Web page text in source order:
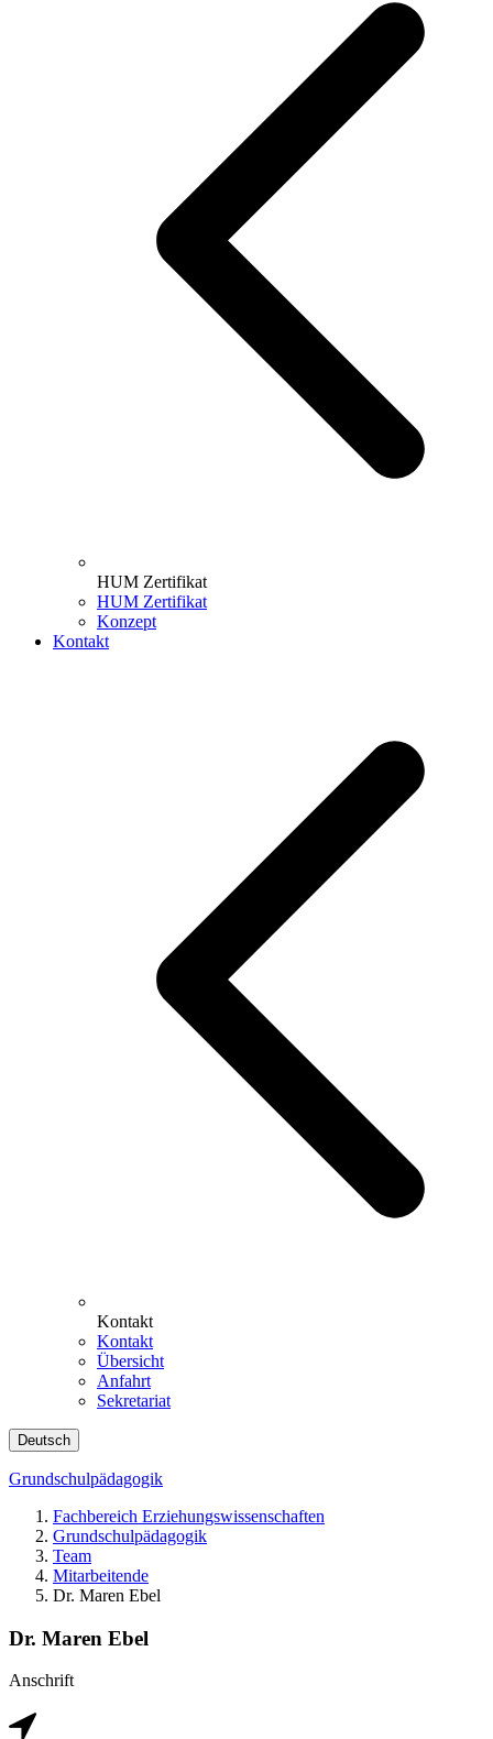
HUM Zertifikat
HUM Zertifikat
Konzept
Kontakt
Kontakt
Kontakt
Übersicht
Anfahrt
Sekretariat
Deutsch
Grundschulpädagogik
Fachbereich Erziehungswissenschaften
Grundschulpädagogik
Team
Mitarbeitende
Dr. Maren Ebel
Dr. Maren Ebel
Anschrift